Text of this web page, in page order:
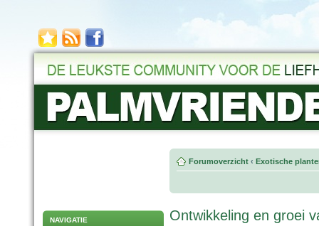
NAVIGATIE
Forumoverzicht ‹ Exotische
Ontwikkeling en groei